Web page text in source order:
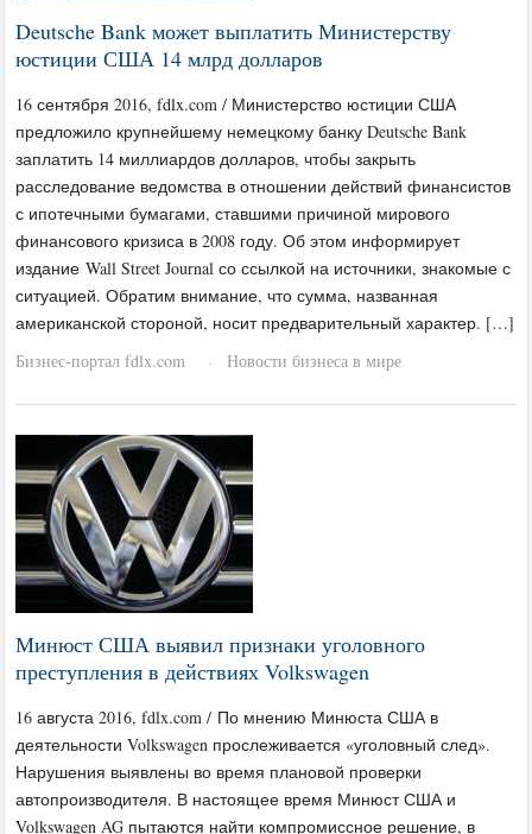
Deutsche Bank может выплатить Министерству
юстиции США 14 млрд долларов
16 сентября 2016, fdlx.com / Министерство юстиции США
предложило крупнейшему немецкому банку Deutsche Bank
заплатить 14 миллиардов долларов, чтобы закрыть
расследование ведомства в отношении действий финансистов
с ипотечными бумагами, ставшими причиной мирового
финансового кризиса в 2008 году. Об этом информирует
издание Wall Street Journal со ссылкой на источники, знакомые с
ситуацией. Обратим внимание, что сумма, названная
американской стороной, носит предварительный характер. […]
Бизнес-портал fdlx.com
· Новости бизнеса в мире
Минюст США выявил признаки уголовного
преступления в действиях Volkswagen
16 августа 2016, fdlx.com / По мнению Минюста США в
деятельности Volkswagen прослеживается «уголовный след».
Нарушения выявлены во время плановой проверки
автопроизводителя. В настоящее время Минюст США и
Volkswagen AG пытаются найти компромиссное решение, в